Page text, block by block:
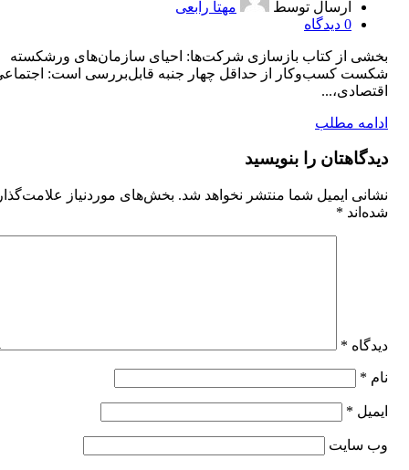
ارسال توسط
مهتا رابعی
0 دیدگاه
بخشی از کتاب بازسازی شرکت‌ها: احیای سازمان‌های ورشکسته
شکست کسب‌وکار از حداقل چهار جنبه قابل‌بررسی است:
اقتصادی،...
ادامه مطلب
دیدگاهتان را بنویسید
نشانی ایمیل شما منتشر نخواهد شد. بخش‌های موردنیاز
شده‌اند *
دیدگاه *
نام *
ایمیل *
وب‌ سایت